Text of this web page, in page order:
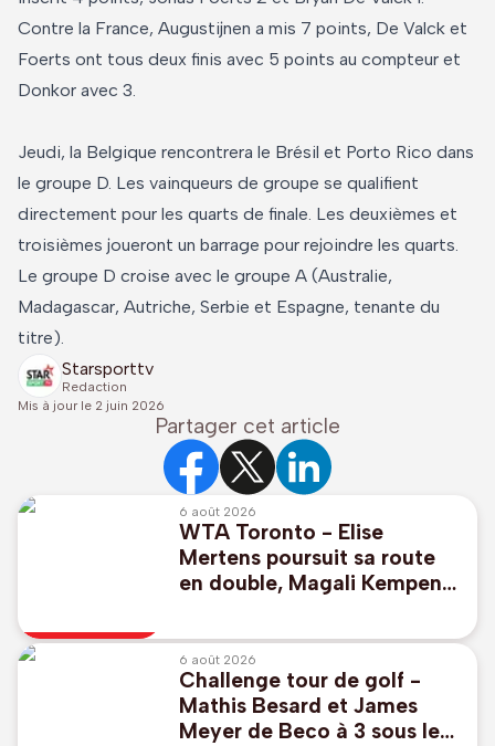
Contre la France, Augustijnen a mis 7 points, De Valck et
Foerts ont tous deux finis avec 5 points au compteur et
Donkor avec 3.
Jeudi, la Belgique rencontrera le Brésil et Porto Rico dans
le groupe D. Les vainqueurs de groupe se qualifient
directement pour les quarts de finale. Les deuxièmes et
troisièmes joueront un barrage pour rejoindre les quarts.
Le groupe D croise avec le groupe A (Australie,
Madagascar, Autriche, Serbie et Espagne, tenante du
titre).
Starsporttv
Redaction
Mis à jour le 2 juin 2026
Partager cet article
6 août 2026
WTA Toronto - Elise
Mertens poursuit sa route
en double, Magali Kempen
6 août 2026
Challenge tour de golf -
Mathis Besard et James
Meyer de Beco à 3 sous le